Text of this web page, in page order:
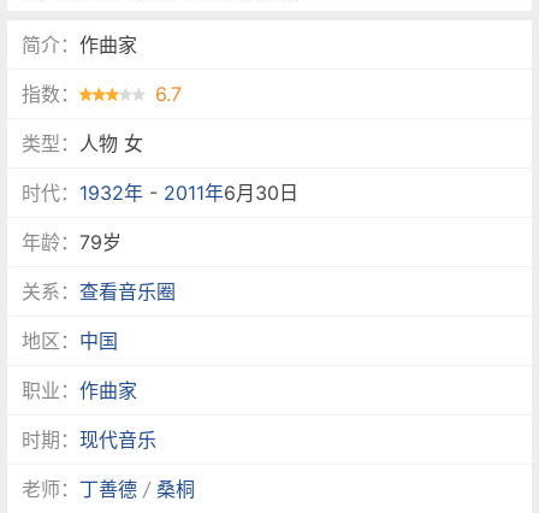
简介：作曲家
指数： 6.7
类型： 人物 女
时代： 1932年 - 2011年6月30日
年龄：79岁
关系：查看音乐圈
地区： 中国
职业：作曲家
时期：现代音乐
老师： 丁善德 / 桑桐